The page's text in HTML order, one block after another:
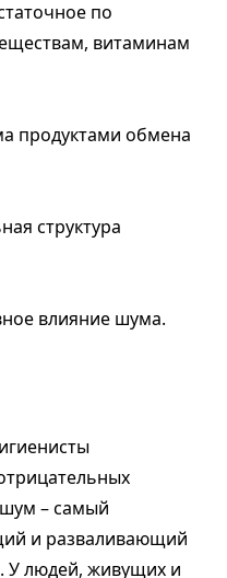
по
витаминам
продуктами обмена
структура
влияние шума.
– самый
и разваливающий
У людей, живущих и